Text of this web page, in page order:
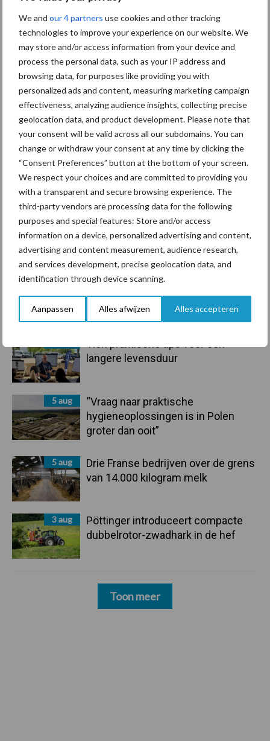
We and our 4 partners use cookies and other tracking
technologies to improve your experience on our website. We
may store and/or access information from your device and
process the personal data, such as your IP address and
browsing data, for purposes like providing you with
personalized ads and content, measuring marketing campaign
effectiveness, analyzing audience insights, collecting precise
geolocation data, and product development. Please note that
your consent will be valid across all our subdomains. You can
change or withdraw your consent at any time by clicking the
“Consent Preferences” button at the bottom of your screen.
We respect your choices and are committed to providing you
with a transparent and secure browsing experience. The
third-party vendors are processing data for the following
purposes and special features: Store and/or access
information on a device, personalized advertising and content,
advertising and content measurement, audience research,
and services development, precise geolocation data, and
identification through device scanning.
Aanpassen Alles afwijzen Alles accepteren
Primaire
Sidebar
Recent nieuws Partner nieuws
6 aug
ForFarmers ziet volume en
marktaandeel groeien in krimpende
Nederlandse markt
Tien praktische tips voor een
langere levensduur
5 aug
“Vraag naar praktische
hygieneoplossingen is in Polen
groter dan ooit”
5 aug
Drie Franse bedrijven over de grens
van 14.000 kilogram melk
3 aug
Pöttinger introduceert compacte
dubbelrotor-zwadhark in de hef
Toon meer
Diergezondheid Bemesting Fokkerij
Mastitis Hittestress
Toon meer